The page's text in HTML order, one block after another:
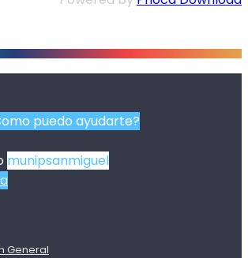
puedo ayudarte?
munipsanmiguel
General